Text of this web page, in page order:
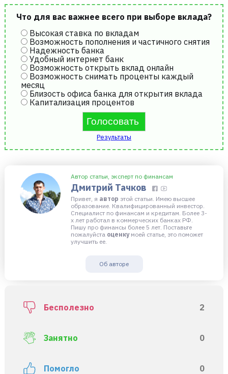
Что для вас важнее всего при выборе вклада?
Высокая ставка по вкладам
Возможность пополнения и частичного снятия
Надежность банка
Удобный интернет банк
Возможность открыть вклад онлайн
Возможность снимать проценты каждый
месяц
Близость офиса банка для открытия вклада
Капитализация процентов
Результаты
Автор статьи, эксперт по финансам
Дмитрий Тачков
Привет, я автор этой статьи. Имею высшее
образование. Квалифицированный инвестор.
Специалист по финансам и кредитам. Более 3-
х лет работал в коммерческих банках РФ.
Пишу про финансы более 5 лет. Поставьте
пожалуйста оценкумоей статье, это поможет
улучшить ее.
Об авторе
Бесполезно 2
Занятно 0
Помогло 0